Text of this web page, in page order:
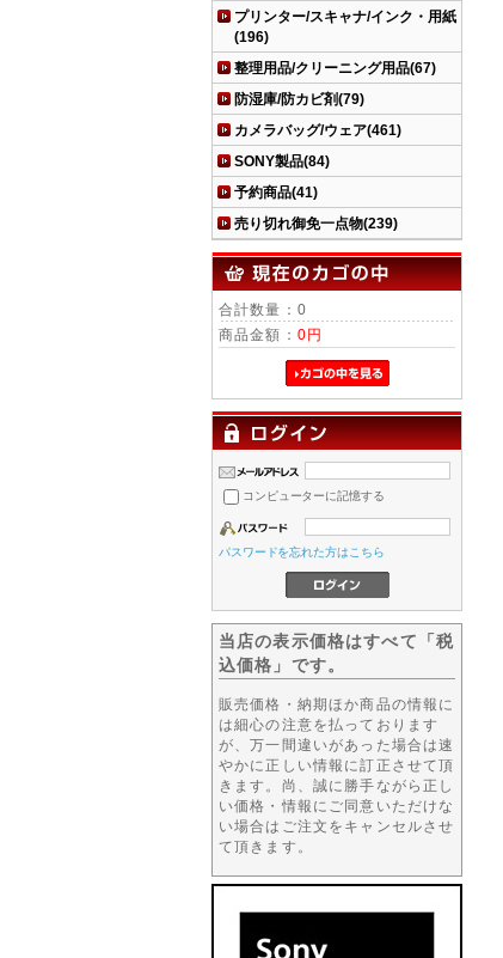
プリンター/スキャナ/インク・用紙
(196)
整理用品/クリーニング用品(67)
防湿庫/防カビ剤(79)
カメラバッグ/ウェア(461)
SONY製品(84)
予約商品(41)
売り切れ御免一点物(239)
合計数量：0
商品金額： 0円
コンピューターに記憶する
パスワードを忘れた方はこちら
当店の表示価格はすべて「税
込価格」です。
販売価格・納期ほか商品の情報に
は細心の注意を払っております
が、万一間違いがあった場合は速
やかに正しい情報に訂正させて頂
きます。尚、誠に勝手ながら正し
い価格・情報にご同意いただけな
い場合はご注文をキャンセルさせ
て頂きます。